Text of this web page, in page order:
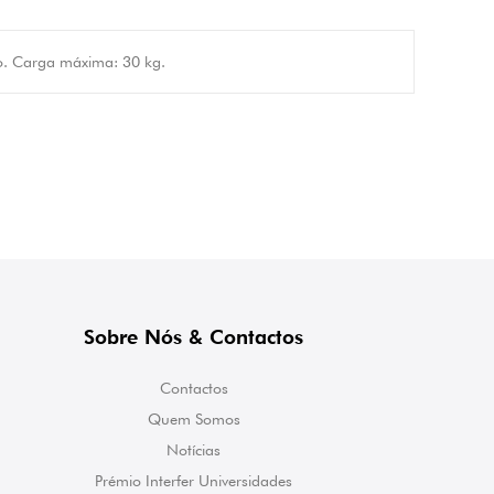
Carga máxima: 30 kg.
Sobre Nós & Contactos
Contactos
Quem Somos
Notícias
Prémio Interfer Universidades